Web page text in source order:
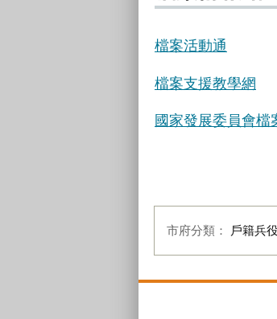
檔案活動通
檔案支援教學網
國家發展委員會檔
市府分類： 戶籍兵